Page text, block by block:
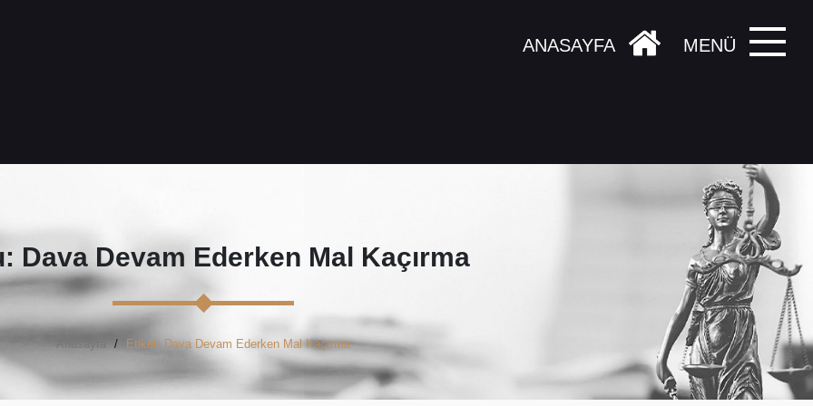
MENÜ
ANASAYFA
Dava Devam Ederken Mal Kaçırma
Anasayfa Etiket: Dava Devam Ederken Mal Kaçırma